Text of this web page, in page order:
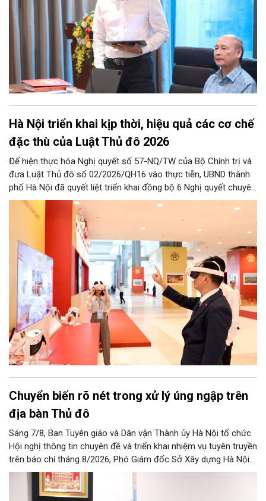
Hà Nội triển khai kịp thời, hiệu quả các cơ chế
đặc thù của Luật Thủ đô 2026
Để hiện thực hóa Nghị quyết số 57-NQ/TW của Bộ Chính trị và
đưa Luật Thủ đô số 02/2026/QH16 vào thực tiễn, UBND thành
phố Hà Nội đã quyết liệt triển khai đồng bộ 6 Nghị quyết chuyên
đề của HĐND Thành phố. Đợt triển khai này đề ra khung chính
sách cùng hệ thống giải pháp toàn diện nhằm cụ thể hóa các
cơ chế đặc thù, tạo động lực bứt phá cho phát triển khoa học,
công nghệ, đổi mới sáng tạo và chuyển đổi số trên địa bàn Thủ
đô.
Chuyển biến rõ nét trong xử lý úng ngập trên
địa bàn Thủ đô
Sáng 7/8, Ban Tuyên giáo và Dân vận Thành ủy Hà Nội tổ chức
Hội nghị thông tin chuyên đề và triển khai nhiệm vụ tuyên truyền
trên báo chí tháng 8/2026, Phó Giám đốc Sở Xây dựng Hà Nội
Trương Hải Long đã thông tin về việc tổ chức triển khai thực
hiện các giải pháp về xử lý úng ngập trên địa bàn thành phố.